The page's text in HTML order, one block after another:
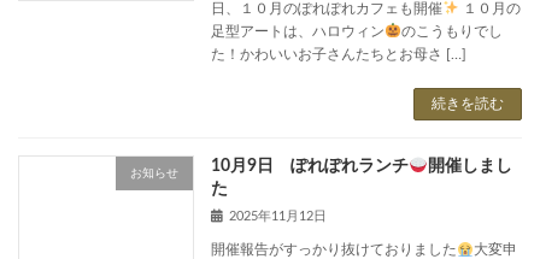
日、１０月のぽれぽれカフェも開催
１０月の
足型アートは、ハロウィン
のこうもりでし
た！かわいいお子さんたちとお母さ […]
続きを読む
お知らせ 10月9日 ぽれぽれランチ
開催しまし
た
2025年11月12日
開催報告がすっかり抜けておりました
大変申